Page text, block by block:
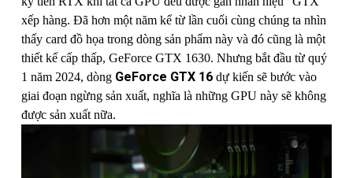
xếp hàng. Đã hơn một năm kể từ lần cuối cùng chúng ta nhìn
thấy card đồ họa trong dòng sản phẩm này và đó cũng là một
thiết kế cấp thấp, GeForce GTX 1630. Nhưng bắt đầu từ quý
1 năm 2024, dòng GeForce GTX 16 dự kiến sẽ bước vào
giai đoạn ngừng sản xuất, nghĩa là những GPU này sẽ không
được sản xuất nữa.